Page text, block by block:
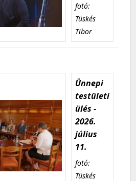
fotó:
Tüskés
Tibor
Ünnepi
testületi
ülés -
2026.
július
11.
fotó:
Tüskés